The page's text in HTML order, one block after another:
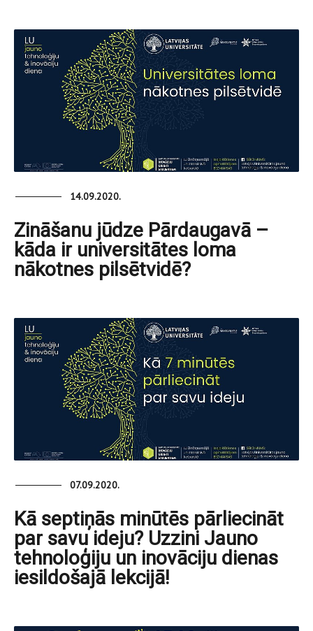
14.09.2020.
Zināšanu jūdze Pārdaugavā –
kāda ir universitātes loma
nākotnes pilsētvidē?
07.09.2020.
Kā septiņās minūtēs pārliecināt
par savu ideju? Uzzini Jauno
tehnoloģiju un inovāciju dienas
iesildošajā lekcijā!